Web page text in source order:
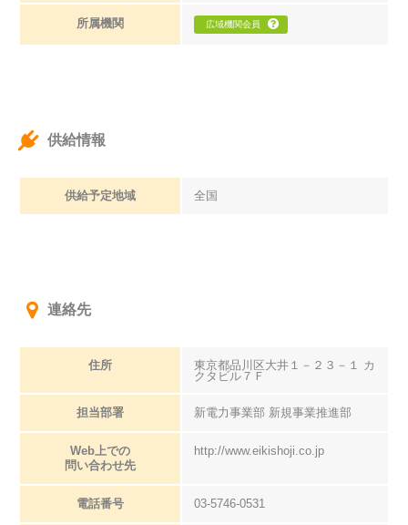
所属機関 広域機関会員
供給情報
供給予定地域 全国
連絡先
住所
東京都品川区大井１－２３－１ カ
クタビル７Ｆ
担当部署 新電力事業部 新規事業推進部
Web上での
問い合わせ先
http://www.eikishoji.co.jp
電話番号 03-5746-0531